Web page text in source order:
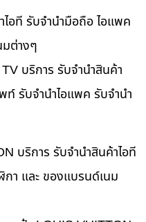
อที รับจำนำมือถือ ไอแพค
ต่างๆ
บริการ รับจำนำสินค้า
ท์ รับจำนำไอแพค รับจำนำ
บริการ รับจำนำสินค้าไอที
า และ ของแบรนด์เนม